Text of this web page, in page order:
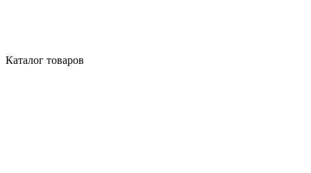
Каталог товаров